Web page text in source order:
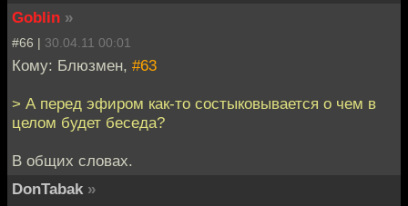
Goblin »
#66 | 30.04.11 00:01
Кому: Блюзмен, #63
> А перед эфиром как-то состыковывается о чем в
целом будет беседа?
В общих словах.
DonTabak »